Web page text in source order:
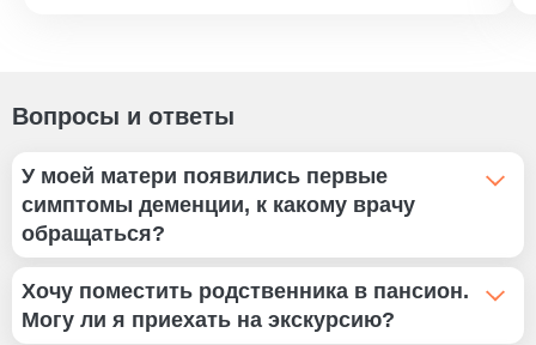
Вопросы и ответы
У моей матери появились первые
симптомы деменции, к какому врачу
обращаться?
семейный врач) для прохождения первичной
диагностики и получения направления к узким
Хочу поместить родственника в пансион.
Могу ли я приехать на экскурсию?